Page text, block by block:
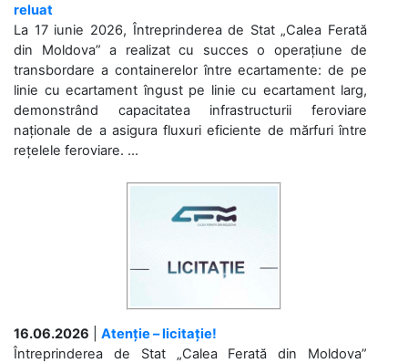
reluat
La 17 iunie 2026, Întreprinderea de Stat „Calea Ferată
din Moldova” a realizat cu succes o operațiune de
transbordare a containerelor între ecartamente: de pe
linie cu ecartament îngust pe linie cu ecartament larg,
demonstrând capacitatea infrastructurii feroviare
naționale de a asigura fluxuri eficiente de mărfuri între
rețelele feroviare. ...
16.06.2026
Atenție – licitație!
Întreprinderea de Stat „Calea Ferată din Moldova”